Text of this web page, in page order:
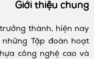
Giới thiệu chung
thành, hiện nay
Tập đoàn hoạt
công nghệ cao và